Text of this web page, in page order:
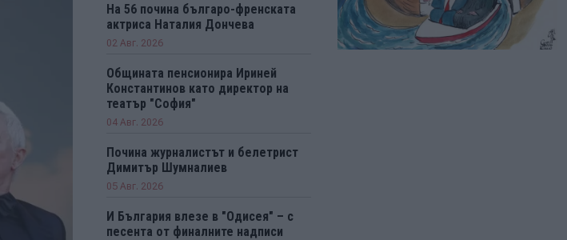
На 56 почина българо-френската
актриса Наталия Дончева
02 Авг. 2026
Общината пенсионира Ириней
Константинов като директор на
театър "София"
04 Авг. 2026
Почина журналистът и белетрист
Димитър Шумналиев
05 Авг. 2026
И България влезе в "Одисея" – с
песента от финалните надписи